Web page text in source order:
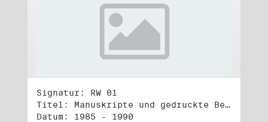
Signatur: RW 01
Titel: Manuskripte und gedruckte Belege (1)
Datum: 1985 - 1990